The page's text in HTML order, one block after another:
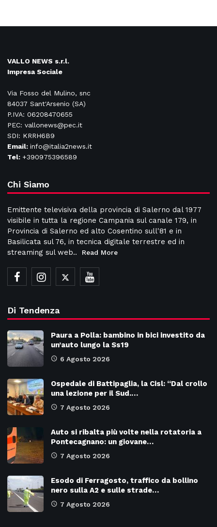
VALLO NEWS s.r.l.
Impresa Sociale
Via Fosso del Mulino, snc
84037 Sant'Arsenio (SA)
P.IVA: 06208470655
PEC: vallonews@pec.it
SDI: KRRH6B9
Email: info@italia2news.it
Tel: +390975396589
Chi Siamo
Emittente televisiva della provincia di Salerno dal 1977
visibile in tutta la regione Campania sul canale 179, in
Provincia di Salerno ed alto Cosentino sull'81 e in
Basilicata sul 76, in tecnica digitale terrestre ed in
streaming sul web..
Read More
Di Tendenza
Paura a Polla: bambino in bici investito da
un’auto lungo la Ss19
6 Agosto 2026
Ospedale di Battipaglia, la Cisl: “Dal crollo
una lezione per il Sud.…
7 Agosto 2026
Auto si ribalta più volte nella rotatoria a
Pontecagnano: un giovane…
7 Agosto 2026
Esodo di Ferragosto, traffico da bollino
nero sulla A2 e sulle strade…
7 Agosto 2026